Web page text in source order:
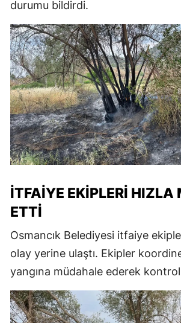
durumu bildirdi.
İTFAIYE EKIPLERI HIZLA
ETTI
Osmancık Belediyesi itfaiye
olay yerine ulaştı. Ekipler
yangına müdahale ederek kontrol